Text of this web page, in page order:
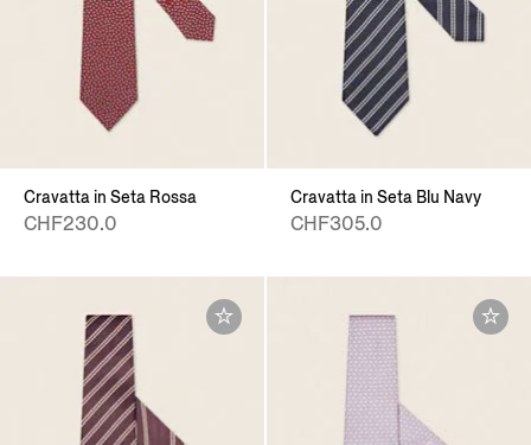
Cravatta in Seta Rossa
CHF230.0
Cravatta in Seta Blu Navy
CHF305.0